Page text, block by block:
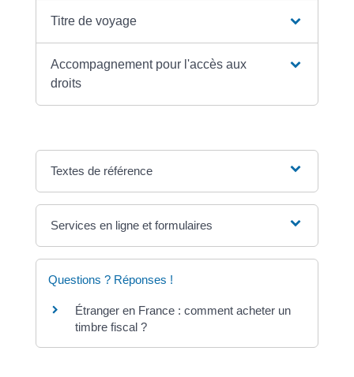
Titre de voyage
Accompagnement pour l'accès aux
droits
Textes de référence
Services en ligne et formulaires
Questions ? Réponses !
Étranger en France : comment acheter un
timbre fiscal ?